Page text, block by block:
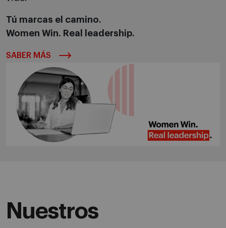
Tú marcas el camino.
Women Win. Real leadership.
SABER MÁS
Nuestros